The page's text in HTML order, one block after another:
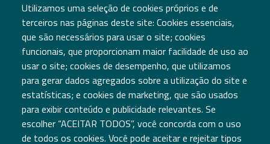
Utilizamos uma seleção de cookies próprios e de
terceiros nas páginas deste site: Cookies essenciais,
que são necessários para usar o site; cookies
funcionais, que proporcionam maior facilidade de uso ao
usar o site; cookies de desempenho, que utilizamos
para gerar dados agregados sobre a utilização do site e
estatísticas; e cookies de marketing, que são usados
para exibir conteúdo e publicidade relevantes. Se
escolher “ACEITAR TODOS”, você concorda com o uso
de todos os cookies. Você pode aceitar e rejeitar tipos